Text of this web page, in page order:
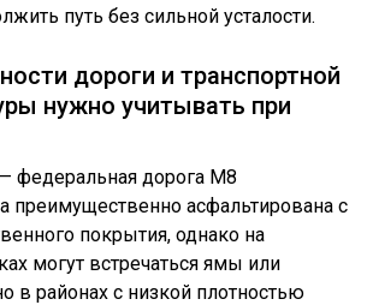
путь без сильной усталости.
дороги и транспортной
нужно учитывать при
федеральная дорога М8
преимущественно асфальтирована с
покрытия, однако на
могут встречаться ямы или
в районах с низкой плотностью